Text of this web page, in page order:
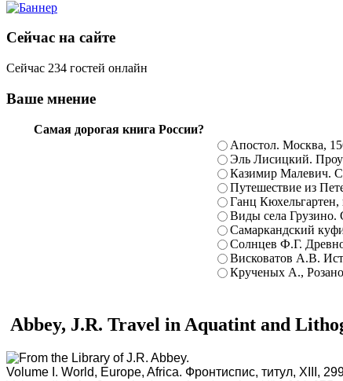
Сейчас на сайте
Сейчас 234 гостей онлайн
Ваше мнение
Самая дорогая книга России?
Апостол. Москва,
Эль Лисицкий.
Казимир Малевич.
Путешествие из
Ганц
Виды села Грузино.
Самаркандский
Солнцев Ф.Г.
Висковатов А.В.
Крученых А.,
Abbey, J.R. Travel in Aquatint and
From the Library of J.R. Abbey.
Volume I. World, Europe, Africa. Фронтиспис, титул, XIII,